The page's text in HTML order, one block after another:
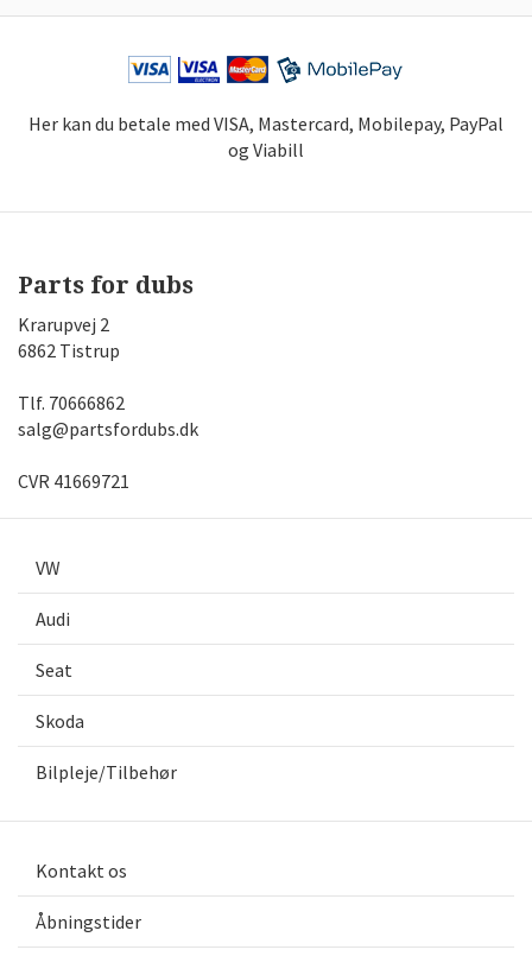
Her kan du betale med VISA, Mastercard, Mobilepay, PayPal
og Viabill
Parts for dubs
Krarupvej 2
6862 Tistrup
Tlf. 70666862
salg@partsfordubs.dk
CVR 41669721
VW
Audi
Seat
Skoda
Bilpleje/Tilbehør
Kontakt os
Åbningstider